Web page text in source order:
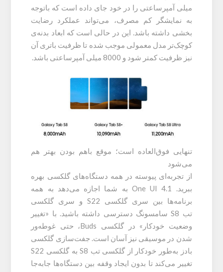
میلی آمپرساعتی را در خود جای داده است که باتوجه
به نمایشگر کم مصرف، می‌تواند عملکرد رضایت
بخشی داشته باشد. این در حالی است که ابعاد بدنه‌ی
کوچک‌تر مدل معمولی موجب شده تا ظرفیت باتری آن
نیز ظرفیت کمتر شود و 8000 میلی آمپرساعتی باشد.
تنهایی فوق‌العاده است؛ موقع باهم بودن بهتر هم
می‌شود
از تجربه‌ای پیوسته در همه دستگاه‌های گلکسی بهره
ببرید. One UI 4.1 به شما اجازه می‌دهد به همه
برنامه‌ها بین سری گلکسی S22 و سری گلکسی
تب S8 سامسونگ دسترسی داشته باشید. با «تغییر
وضعیت خودکار» در گلکسی Buds، حتی غوطه‌ور
شدن در موسیقی نیز آسان است. جفت‌سازی گلکسی
بادز به‌طور خودکار از گلکسی تب S8 به گلکسی S22
تغییر می‌کند تا بدون ایجاد وقفه بین دستگاه‌ها جابه‌جا